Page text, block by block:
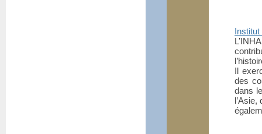
Institut
Il
des
dans